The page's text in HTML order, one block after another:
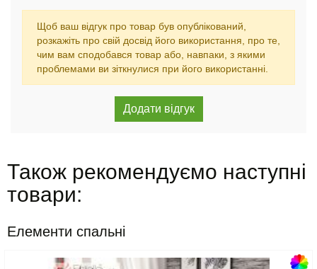
Щоб ваш відгук про товар був опублікований,
розкажіть про свій досвід його використання, про те,
чим вам сподобався товар або, навпаки, з якими
проблемами ви зіткнулися при його використанні.
Також рекомендуємо наступні
товари:
Елементи спальні